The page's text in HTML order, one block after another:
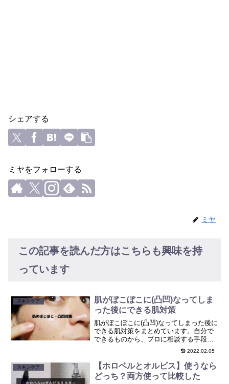
シェアする
ミヤをフォローする
ミヤ
この記事を読んだ方はこちらも興味を持
っています
スキンケア
肌がぼこぼこに(凸凹)なってしま
った後にできる肌対策
肌がぼこぼこに(凸凹)なってしまった後に
できる肌対策をまとめています。自分で
できるものから、プロに相談する手段ま
でさまざま方法をまとめました。2022.02.05
スキンケア
【ホロベルとオルビス】使うなら
どっち？両方使って比較した